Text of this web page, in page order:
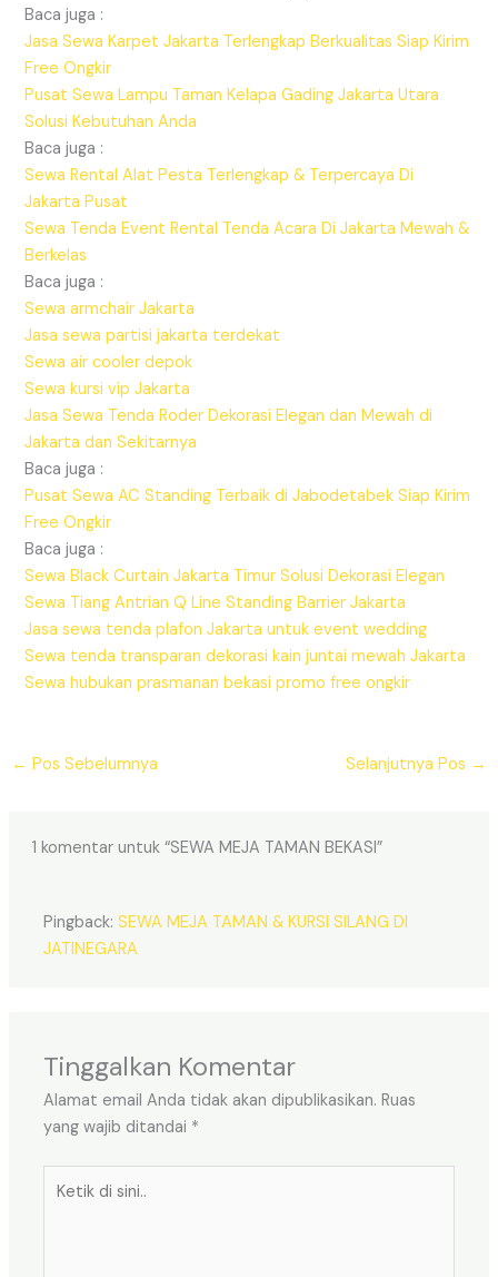
Baca juga :
Jasa Sewa Karpet Jakarta Terlengkap Berkualitas Siap Kirim
Free Ongkir
Pusat Sewa Lampu Taman Kelapa Gading Jakarta Utara
Solusi Kebutuhan Anda
Baca juga :
Sewa Rental Alat Pesta Terlengkap & Terpercaya Di
Jakarta Pusat
Sewa Tenda Event Rental Tenda Acara Di Jakarta Mewah &
Berkelas
Baca juga :
Sewa armchair Jakarta
Jasa sewa partisi jakarta terdekat
Sewa air cooler depok
Sewa kursi vip Jakarta
Jasa Sewa Tenda Roder Dekorasi Elegan dan Mewah di
Jakarta dan Sekitarnya
Baca juga :
Pusat Sewa AC Standing Terbaik di Jabodetabek Siap Kirim
Free Ongkir
Baca juga :
Sewa Black Curtain Jakarta Timur Solusi Dekorasi Elegan
Sewa Tiang Antrian Q Line Standing Barrier Jakarta
Jasa sewa tenda plafon Jakarta untuk event wedding
Sewa tenda transparan dekorasi kain juntai mewah Jakarta
Sewa hubukan prasmanan bekasi promo free ongkir
← Pos Sebelumnya Selanjutnya Pos →
1 komentar untuk “SEWA MEJA TAMAN BEKASI”
Pingback:SEWA MEJA TAMAN & KURSI SILANG DI
JATINEGARA
Tinggalkan Komentar
Alamat email Anda tidak akan dipublikasikan. Ruas
yang wajib ditandai *